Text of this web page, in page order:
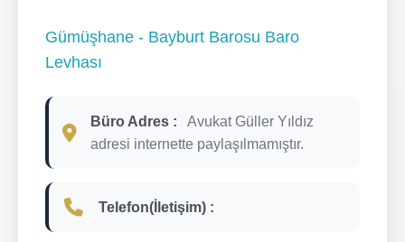
Gümüşhane - Bayburt Barosu Baro
Levhası
Büro Adres :
Avukat Güller Yıldız
adresi internette paylaşılmamıştır.
Telefon(İletişim) :